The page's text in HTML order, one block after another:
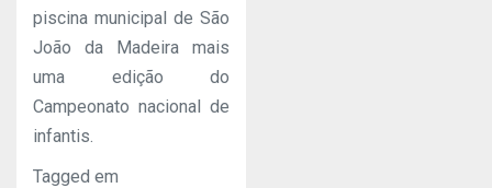
piscina municipal de São
João da Madeira mais
uma edição do
Campeonato nacional de
infantis.
Tagged em